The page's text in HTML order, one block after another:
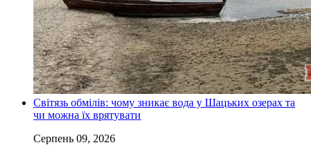
Світязь обмілів: чому зникає вода у Шацьких озерах та
чи можна їх врятувати
Серпень 09, 2026